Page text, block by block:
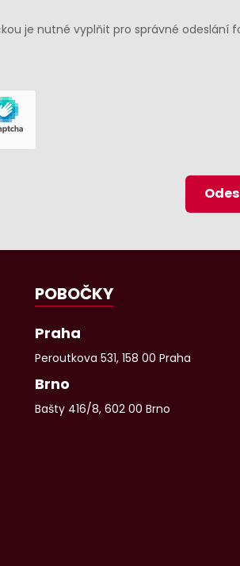
je nutné vyplňit pro správné
POBOČKY
Praha
Peroutkova 531, 158 00 Praha
Brno
Bašty 416/8, 602 00 Brno